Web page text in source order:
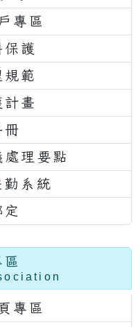
專區
護
範
計畫
冊
理要點
系統
專區